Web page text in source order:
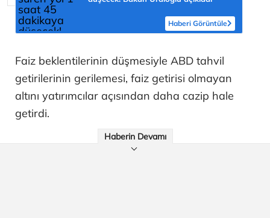
Haberi Görüntüle
Faiz beklentilerinin düşmesiyle ABD tahvil
getirilerinin gerilemesi, faiz getirisi olmayan
altını yatırımcılar açısından daha cazip hale
getirdi.
Haberin Devamı